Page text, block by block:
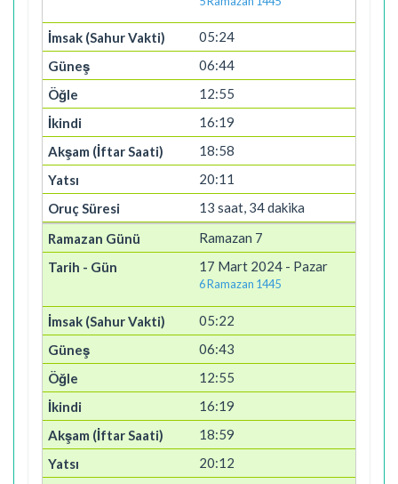
05:24
06:44
12:55
16:19
18:58
20:11
13 saat, 34 dakika
Ramazan 7
17 Mart 2024 - Pazar
6 Ramazan 1445
05:22
06:43
12:55
16:19
18:59
20:12